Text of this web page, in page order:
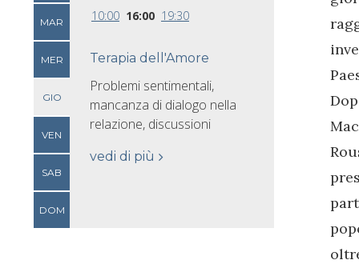
MAR
MER
GIO
VEN
SAB
DOM
10:00 16:00 19:30
Terapia dell'Amore
Problemi sentimentali,
mancanza di dialogo nella
relazione, discussioni
vedi di più